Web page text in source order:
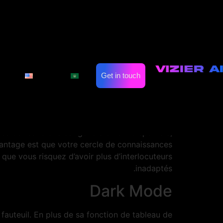
Get in touch
de temps d’écran. Limitez simplement le
le tracker de notifications pour garder
des paramètres de confidentialité que vous
ou des tales qui restent publiées pendant
amis, les membres de leur famille ou des
caractéristiques intéressantes, comme
est que votre cercle de connaissances
vous risquez d’avoir plus d’interlocuteurs
inadaptés.
Dark Mode
En plus de sa fonction de tableau de